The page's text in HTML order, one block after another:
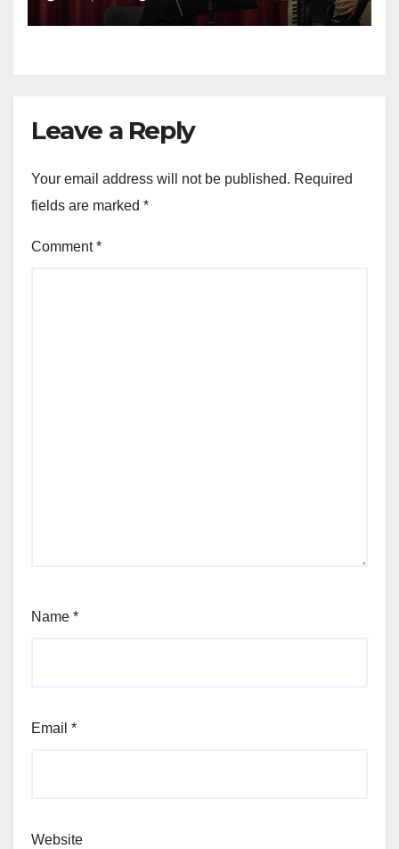
Leave a Reply
Your email address will not be published. Required
fields are marked *
Comment*
Name *
Email *
Website